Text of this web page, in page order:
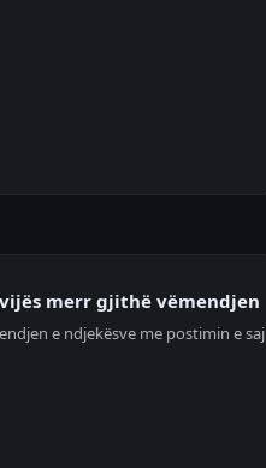
merr gjithë vëmendjen
e ndjekësve me postimin e saj